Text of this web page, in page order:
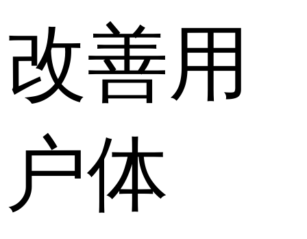
改善用
户体